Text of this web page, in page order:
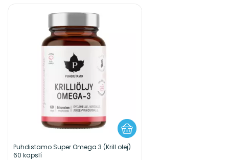
Puhdistamo Super Omega 3 (Krill olej)
60 kapslí